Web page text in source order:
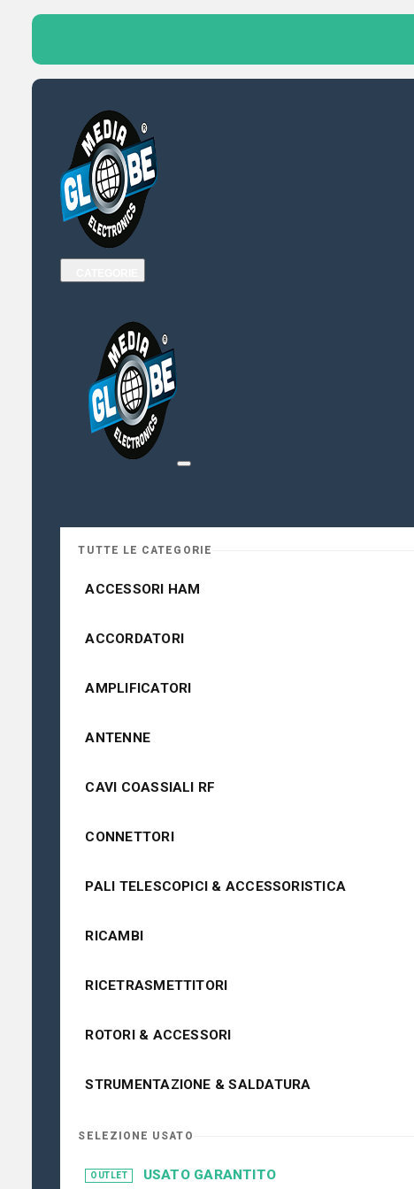
TUTTE LE CATEGORIE
ACCESSORI HAM
ACCORDATORI
AMPLIFICATORI
ANTENNE
CAVI COASSIALI RF
CONNETTORI
PALI TELESCOPICI & ACCESSORISTICA
RICAMBI
RICETRASMETTITORI
ROTORI & ACCESSORI
STRUMENTAZIONE & SALDATURA
SELEZIONE USATO
OUTLET USATO GARANTITO